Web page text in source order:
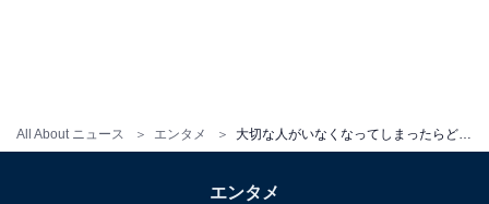
All About ニュース エンタメ 大切な人がいなくなってしまったらどうする？ 最新失踪ミステリー8選。石原さとみ主演の最新作にも期待
エンタメ